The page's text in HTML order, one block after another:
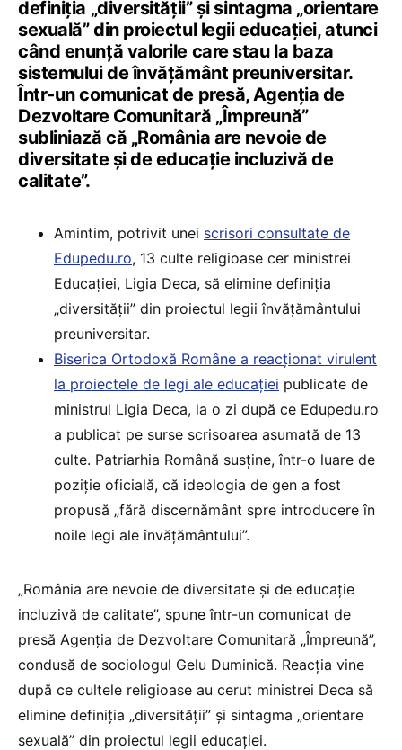
definiția „diversității” și sintagma „orientare
sexuală” din proiectul legii educației, atunci
când enunță valorile care stau la baza
sistemului de învățământ preuniversitar.
Într-un comunicat de presă, Agenția de
Dezvoltare Comunitară „Împreună”
subliniază că „România are nevoie de
diversitate și de educație incluzivă de
calitate”.
Amintim, potrivit unei scrisori consultate de
Edupedu.ro, 13 culte religioase cer ministrei
Educației, Ligia Deca, să elimine definiția
„diversității” din proiectul legii învățământului
preuniversitar.
Biserica Ortodoxă Române a reacționat virulent
la proiectele de legi ale educației publicate de
ministrul Ligia Deca, la o zi după ce Edupedu.ro
a publicat pe surse scrisoarea asumată de 13
culte. Patriarhia Română susține, într-o luare de
poziție oficială, că ideologia de gen a fost
propusă „fără discernământ spre introducere în
noile legi ale învățământului”.
„România are nevoie de diversitate și de educație
incluzivă de calitate”, spune într-un comunicat de
presă Agenția de Dezvoltare Comunitară „Împreună”,
condusă de sociologul Gelu Duminică. Reacția vine
după ce cultele religioase au cerut ministrei Deca să
elimine definiția „diversității” și sintagma „orientare
sexuală” din proiectul legii educației.